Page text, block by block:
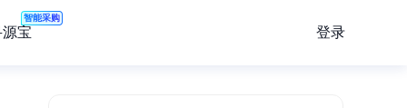
宝
智能采购
登录